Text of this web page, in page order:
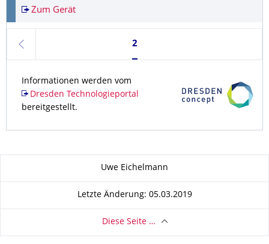
Zum Gerät
zurück
Seite 2, aktuell ausgewählt
2
Informationen werden vom
Dresden Technologieportal
bereitgestellt.
Uwe Eichelmann
Letzte Änderung: 05.03.2019
Diese Seite …